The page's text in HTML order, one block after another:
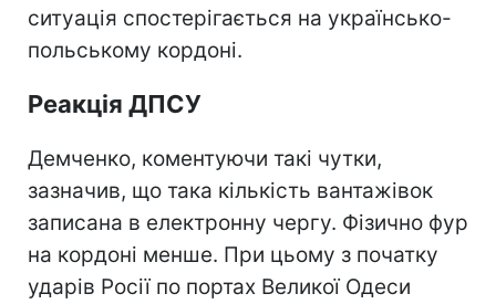
ситуація спостерігається на українсько-
польському кордоні.
Реакція ДПСУ
Демченко, коментуючи такі чутки,
зазначив, що така кількість вантажівок
записана в електронну чергу. Фізично фур
на кордоні менше. При цьому з початку
ударів Росії по портах Великої Одеси